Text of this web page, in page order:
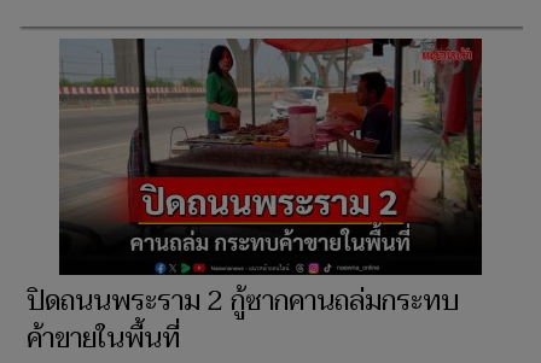
ปิดถนนพระราม 2 กู้ซากคานถล่มกระทบ
ค้าขายในพื้นที่